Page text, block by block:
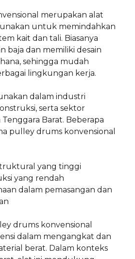
merupakan alat
untuk memindahkan
kait dan tali. Biasanya
baja dan memiliki desain
sehingga mudah
lingkungan kerja.
dalam industri
serta sektor
Barat. Beberapa
pulley drums konvensional
yang tinggi
yang rendah
dalam pemasangan dan
drums konvensional
dalam mengangkat dan
berat. Dalam konteks